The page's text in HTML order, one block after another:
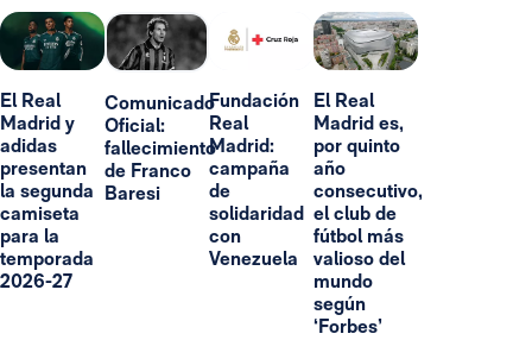
El Real
Madrid y
adidas
presentan
la segunda
camiseta
para la
temporada
2026-27
Comunicado
Oficial:
fallecimiento
de Franco
Baresi
Fundación
Real
Madrid:
campaña
de
solidaridad
con
Venezuela
El Real
Madrid es,
por quinto
año
consecutivo,
el club de
fútbol más
valioso del
mundo
según
‘Forbes’